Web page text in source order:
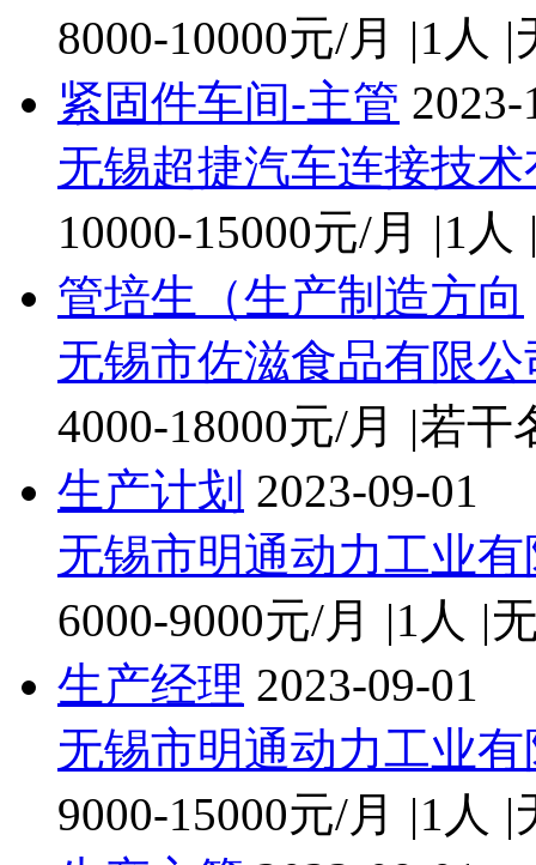
8000-10000元/月
|1人 |
紧固件车间-主管 2023-
无锡超捷汽车连接技
10000-15000元/月
|1人
管培生（生产制造方向
无锡市佐滋食品有限公
4000-18000元/月
|若干
生产计划 2023-09-01
无锡市明通动力工业
6000-9000元/月
|1人 |
生产经理 2023-09-01
无锡市明通动力工业
9000-15000元/月
|1人 |